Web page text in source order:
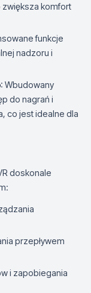
komfort
funkcje
nadzoru i
: Wbudowany
do nagrań i
co jest idealne dla
doskonale
przepływem
i zapobiegania